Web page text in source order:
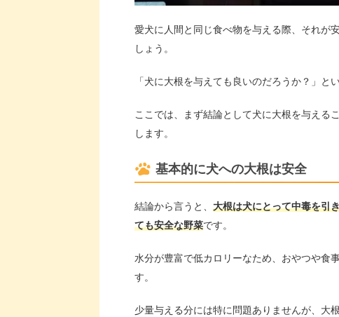
愛犬に人間と同じ食べ物を与える際、それが
しょう。
「犬に大根を与えても良いのだろうか？」と
ここでは、まず結論として犬に大根を与える
します。
基本的に犬への大根は安全
結論から言うと、 大根は犬にとって中毒を引
ても安全な野菜です。
水分が豊富で低カロリーなため、おやつや食
す。
少量与える分には特に問題ありませんが、大